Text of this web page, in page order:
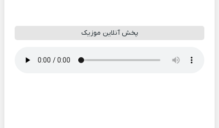
پخش آنلاین موزیک